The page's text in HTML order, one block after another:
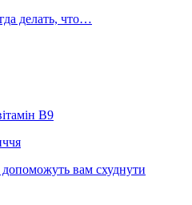
делать, что…
В9
допоможуть вам схуднути